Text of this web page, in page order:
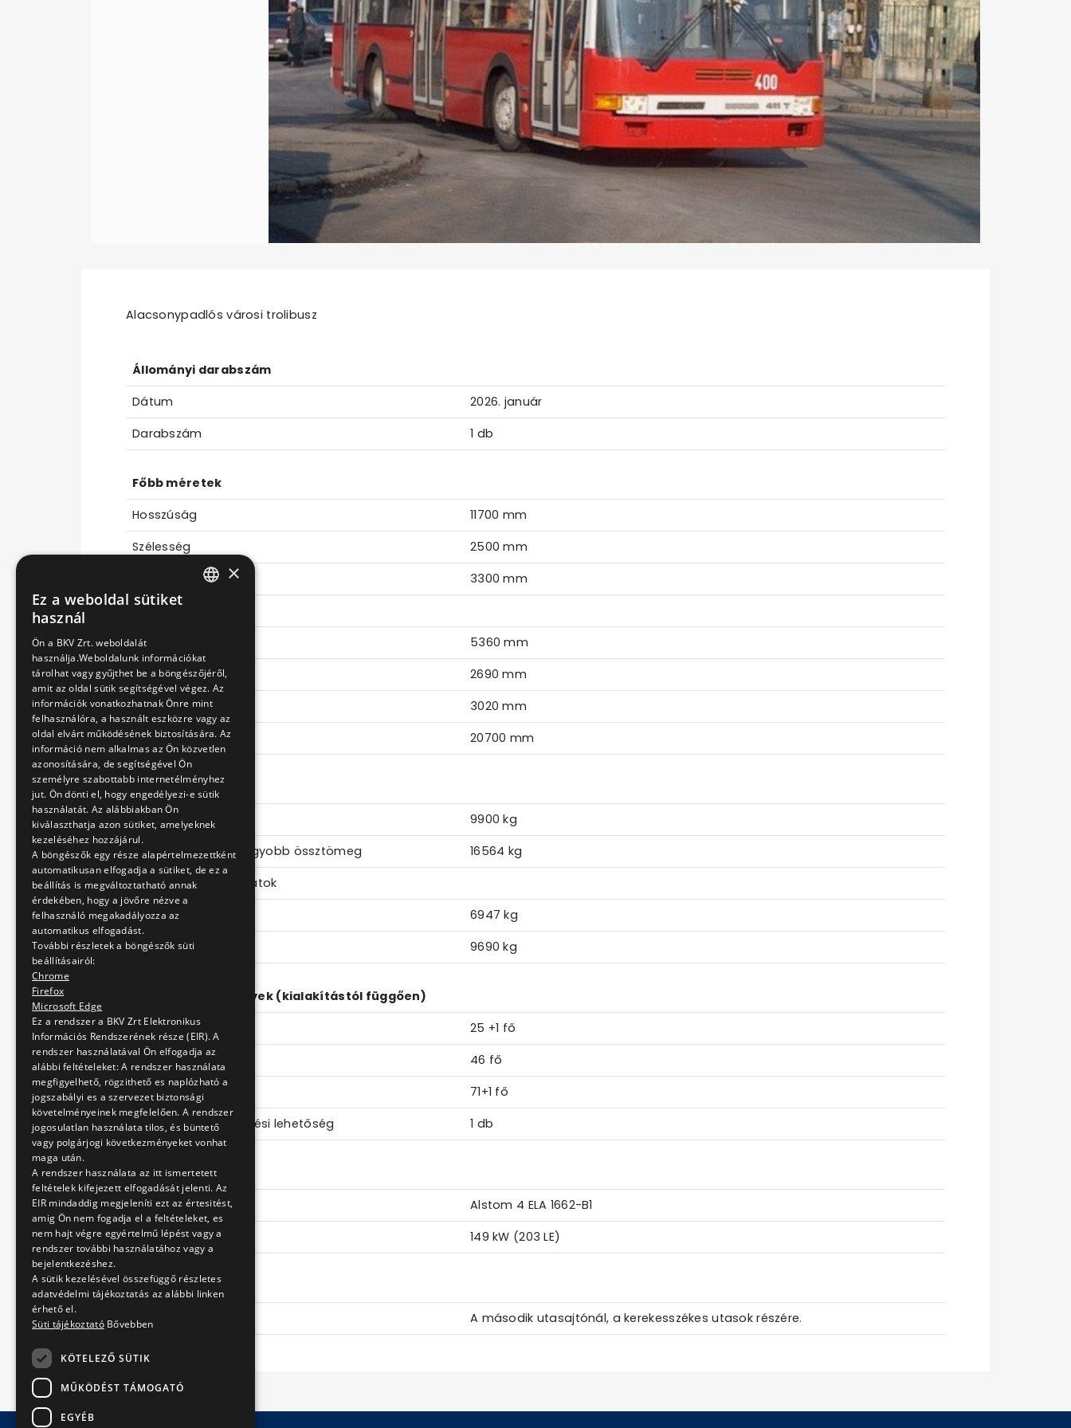
Alacsonypadlós városi trolibusz
Állományi darabszám
Dátum
2026. január
Darabszám
1 db
Főbb méretek
Hosszúság
11700 mm
Szélesség
2500 mm
3300 mm
Tengelytávolság
"A" - "B"
5360 mm
Mellső túlnyúlás
2690 mm
Hátsó túlnyúlás
3020 mm
Fordulókör átmérő
20700 mm
Tömegadatok
Saját tömeg
9900 kg
Megengedett legnagyobb össztömeg
16564 kg
Tengelyterhelési adatok
"A - tengely"
6947 kg
"B - tengely"
9690 kg
Szállítható személyek (kialakítástól függően)
Ülőhely
25 +1 fő
Állóhely (4 fő/m2)
46 fő
Összesen
71+1 fő
Kerekesszék elhelyezési lehetőség
1 db
Főegységek
Motor
Alstom 4 ELA 1662-B1
Teljesítmény
149 kW (203 LE)
Egyéb
Rámpa
A második utasajtónál, a kerekesszékes utasok részére.
×
Ez a weboldal sütiket
használ
Ön a BKV Zrt. weboldalát
használja.Weboldalunk információkat
tárolhat vagy gyűjthet be a böngészőjéről,
amit az oldal sütik segítségével végez. Az
információk vonatkozhatnak Önre mint
felhasználóra, a használt eszközre vagy az
oldal elvárt működésének biztosítására. Az
információ nem alkalmas az Ön közvetlen
azonosítására, de segítségével Ön
személyre szabottabb internetélményhez
jut. Ön dönti el, hogy engedélyezi-e sütik
használatát. Az alábbiakban Ön
kiválaszthatja azon sütiket, amelyeknek
kezeléséhez hozzájárul.
A böngészők egy része alapértelmezettként
automatikusan elfogadja a sütiket, de ez a
beállítás is megváltoztatható annak
érdekében, hogy a jövőre nézve a
felhasználó megakadályozza az
automatikus elfogadást.
További részletek a böngészők süti
beállításairól:
Chrome
Firefox
Microsoft Edge
Ez a rendszer a BKV Zrt Elektronikus
Információs Rendszerének része (EIR). A
rendszer használatával Ön elfogadja az
alábbi feltételeket: A rendszer használata
megfigyelhető, rögzithető es naplózható a
jogszabályi es a szervezet biztonsági
követelményeinek megfelelően. A rendszer
jogosulatlan használata tilos, és büntető
vagy polgárjogi következményeket vonhat
maga után.
A rendszer használata az itt ismertetett
feltételek kifejezett elfogadását jelenti. Az
EIR mindaddig megjeleníti ezt az értesitést,
amig Ön nem fogadja el a feltételeket, es
nem hajt végre egyértelmű lépést vagy a
rendszer további használatához vagy a
bejelentkezéshez.
A sütik kezelésével összefüggő részletes
adatvédelmi tájékoztatás az alábbi linken
érhető el.
Süti tájékoztató Bővebben
KÖTELEZŐ SÜTIK
MŰKÖDÉST TÁMOGATÓ
EGYÉB